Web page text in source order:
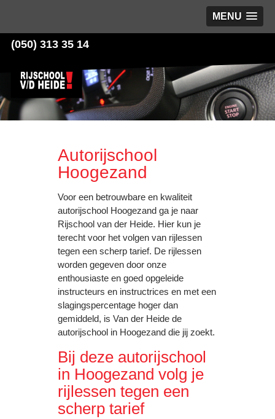
MENU
(050) 313 35 14
Autorijschool
Hoogezand
Voor een betrouwbare en kwaliteit
autorijschool Hoogezand ga je naar
Rijschool van der Heide. Hier kun je
terecht voor het volgen van rijlessen
tegen een scherp tarief. De rijlessen
worden gegeven door onze
enthousiaste en goed opgeleide
instructeurs en instructrices en met een
slagingspercentage hoger dan
gemiddeld, is Van der Heide de
autorijschool in Hoogezand die jij zoekt.
Bij deze autorijschool
in Hoogezand volg je
rijlessen tegen een
scherp tarief